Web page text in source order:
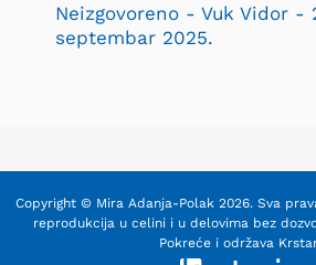
Neizgovoreno - Vuk Vidor -
septembar 2025.
Copyright © Mira Adanja-Polak 2026. Sva
reprodukcija u celini i u delovima bez
Pokreće i održava